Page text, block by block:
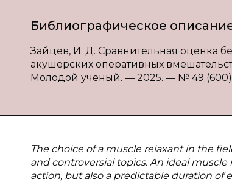
Библиографическое
Зайцев, И. Д. Сравнительная оценка
акушерских оперативных
Молодой ученый. — 2025. — № 49 (600).
The choice of a muscle relaxant in the
and controversial topics. An ideal
action, but also a predictable duration of